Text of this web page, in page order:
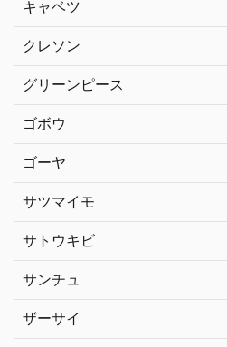
キャベツ
クレソン
グリーンピース
ゴボウ
ゴーヤ
サツマイモ
サトウキビ
サンチュ
ザーサイ